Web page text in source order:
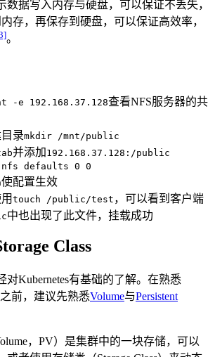
数据写入内存与硬盘，可以保证不丢失，
存，再保存到硬盘，可以保证高效率，
。
-e 192.168.37.128查看NFS服务器的共
录mkdir /mnt/public
并添加 192.168.37.128:/public
defaults 0 0
使配置生效
touch /public/test ，可以看到客户端
中也出现了此文件，挂载成功
Class
对Kubernetes有基础的了解。在熟悉
前，建议先熟悉Volume与Persistent
，PV）是集群中的一块存储，可以